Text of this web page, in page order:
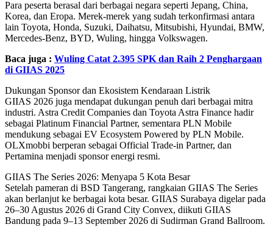
Para peserta berasal dari berbagai negara seperti Jepang, China,
Korea, dan Eropa. Merek-merek yang sudah terkonfirmasi antara
lain Toyota, Honda, Suzuki, Daihatsu, Mitsubishi, Hyundai, BMW,
Mercedes-Benz, BYD, Wuling, hingga Volkswagen.
Baca juga : Wuling Catat 2.395 SPK dan Raih 2 Penghargaan
di GIIAS 2025
Dukungan Sponsor dan Ekosistem Kendaraan Listrik
GIIAS 2026 juga mendapat dukungan penuh dari berbagai mitra
industri. Astra Credit Companies dan Toyota Astra Finance hadir
sebagai Platinum Financial Partner, sementara PLN Mobile
mendukung sebagai EV Ecosystem Powered by PLN Mobile.
OLXmobbi berperan sebagai Official Trade-in Partner, dan
Pertamina menjadi sponsor energi resmi.
GIIAS The Series 2026: Menyapa 5 Kota Besar
Setelah pameran di BSD Tangerang, rangkaian GIIAS The Series
akan berlanjut ke berbagai kota besar. GIIAS Surabaya digelar pada
26–30 Agustus 2026 di Grand City Convex, diikuti GIIAS
Bandung pada 9–13 September 2026 di Sudirman Grand Ballroom.